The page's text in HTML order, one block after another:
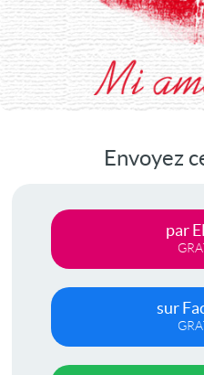
Envoyez
par
sur